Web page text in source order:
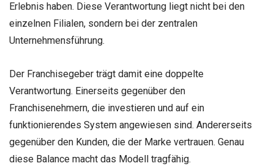
Erlebnis haben. Diese Verantwortung liegt nicht bei den
einzelnen Filialen, sondern bei der zentralen
Unternehmensführung.
Der Franchisegeber trägt damit eine doppelte
Verantwortung. Einerseits gegenüber den
Franchisenehmern, die investieren und auf ein
funktionierendes System angewiesen sind. Andererseits
gegenüber den Kunden, die der Marke vertrauen. Genau
diese Balance macht das Modell tragfähig.